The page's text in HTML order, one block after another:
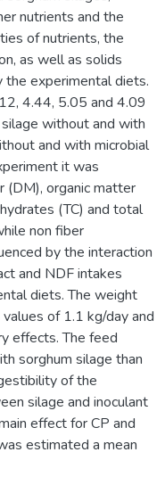
nutrients and the
of nutrients, the
as well as solids
experimental diets.
4.44, 5.05 and 4.09
without and with
and with microbial
it was
organic matter
(TC) and total
non fiber
by the interaction
and NDF intakes
diets. The weight
of 1.1 kg/day and
effects. The feed
sorghum silage than
of the
silage and inoculant
effect for CP and
estimated a mean